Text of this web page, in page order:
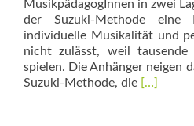
MusikpädagogInnen in zwei
der Suzuki-Methode eine
individuelle Musikalität und
nicht zulässt, weil
spielen. Die Anhänger neigen
Suzuki-Methode, die Read
[…]